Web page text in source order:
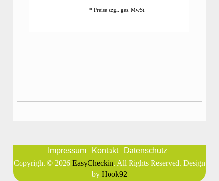
* Preise zzgl. ges. MwSt.
Impressum Kontakt
Datenschutz
Copyright © 2026 EasyCheckin. All Rights Reserved. Design
by Hook92